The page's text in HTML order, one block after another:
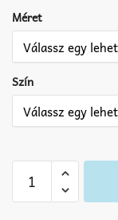
Méret
Szín
hűtő
matrica